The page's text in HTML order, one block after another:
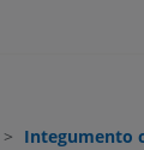
> Integumento